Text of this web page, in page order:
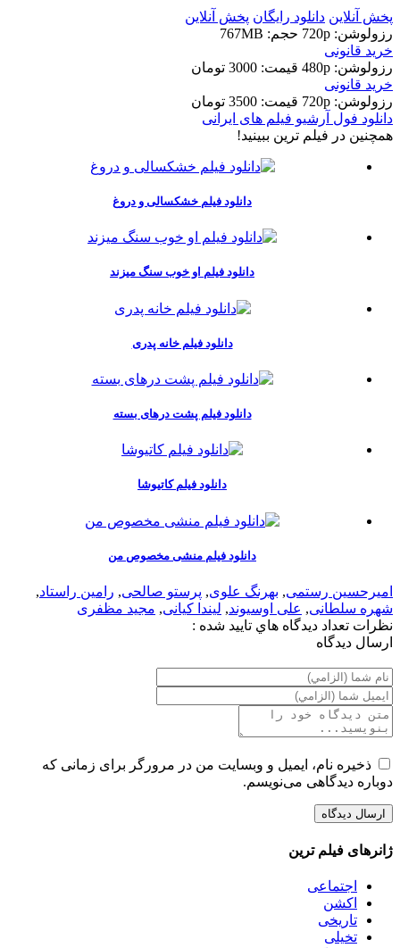
پخش آنلاین دانلود رایگان پخش آنلاین
رزولوشن: 720p
حجم: 767MB
خرید قانونی
رزولوشن: 480p
قيمت: 3000 تومان
خرید قانونی
رزولوشن: 720p
قيمت: 3500 تومان
دانلود فول آرشیو فیلم های ایرانی
همچنين در فيلم ترين ببينيد!
دانلود فیلم خشکسالی و دروغ
دانلود فیلم او خوب سنگ میزند
دانلود فیلم خانه پدری
دانلود فیلم پشت درهای بسته
دانلود فیلم کاتیوشا
دانلود فیلم منشی مخصوص من
امیرحسین رستمی, بهرنگ علوی, پرستو صالحی, رامین راستاد,
شهره سلطانی, علی اوسیوند, لیندا کیانی, مجید مظفری
نظرات تعداد ديدگاه هاي تاييد شده :
ارسال ديدگاه
ذخیره نام، ایمیل و وبسایت من در مرورگر برای زمانی که
دوباره دیدگاهی می‌نویسم.
ژانرهای فیلم ترین
اجتماعی
اکشن
تاریخی
تخیلی